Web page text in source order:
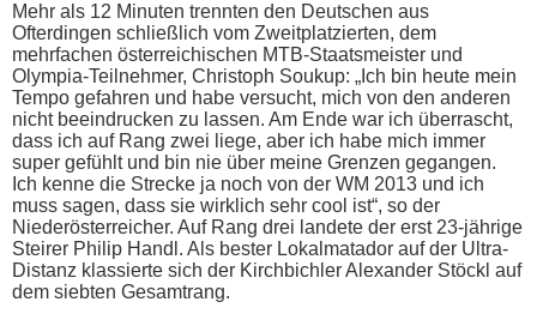
Mehr als 12 Minuten trennten den Deutschen aus
Ofterdingen schließlich vom Zweitplatzierten, dem
mehrfachen österreichischen MTB-Staatsmeister und
Olympia-Teilnehmer, Christoph Soukup: „Ich bin heute mein
Tempo gefahren und habe versucht, mich von den anderen
nicht beeindrucken zu lassen. Am Ende war ich überrascht,
dass ich auf Rang zwei liege, aber ich habe mich immer
super gefühlt und bin nie über meine Grenzen gegangen.
Ich kenne die Strecke ja noch von der WM 2013 und ich
muss sagen, dass sie wirklich sehr cool ist“, so der
Niederösterreicher. Auf Rang drei landete der erst 23-jährige
Steirer Philip Handl. Als bester Lokalmatador auf der Ultra-
Distanz klassierte sich der Kirchbichler Alexander Stöckl auf
dem siebten Gesamtrang.